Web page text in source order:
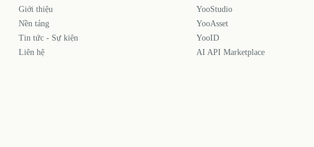
Giới thiệu
Nền tảng
Tin tức - Sự kiện
Liên hệ
YooStudio
YooAsset
YooID
AI API Marketplace